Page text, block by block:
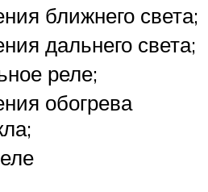
ближнего света;
дальнего света;
реле;
обогрева